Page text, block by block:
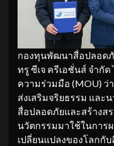
กองทุนพัฒนาสื่อปลอด
ทรู ซีเจ ครีเอชั่นส์ จำกั
ความร่วมมือ (MOU)
ส่งเสริมจริยธรรม และ
สื่อปลอดภัยและสร้างส
นวัตกรรมมาใช้ในกา
เปลี่ยนแปลงของโลกกั